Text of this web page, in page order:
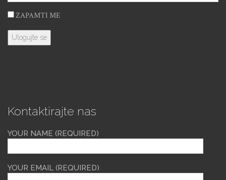
ZAPAMTI ME
Kontaktirajte nas
YOUR NAME (REQUIRED)
YOUR EMAIL (REQUIRED)